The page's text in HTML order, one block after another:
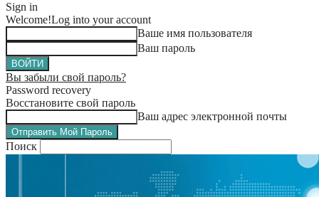
Sign in
Welcome!Log into your account
Ваше имя пользователя
Ваш пароль
Вы забыли свой пароль?
Password recovery
Восстановите свой пароль
Ваш адрес электронной почты
Поиск